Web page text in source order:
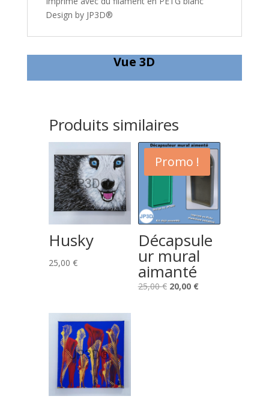
Design by JP3D®
Vue 3D
Produits similaires
Husky
25,00 €
Promo !
Décapsule
ur mural
aimanté
25,00€ Le
20,00 €Le